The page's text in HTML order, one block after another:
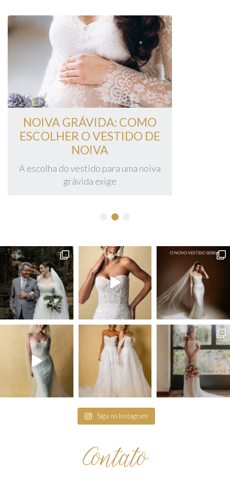
NOIVA GRÁVIDA: COMO
ESCOLHER O VESTIDO DE
NOIVA
A escolha do vestido para uma noiva
grávida exige
Siga no Instagram
Contato